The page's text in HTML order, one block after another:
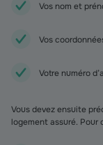
Vos nom et
Vos
Votre numéro
Vous devez ensuite
logement assuré. Pour